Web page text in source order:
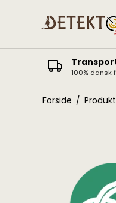
100% dansk
Forside /